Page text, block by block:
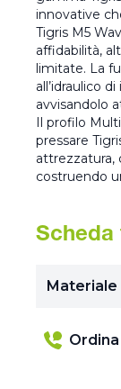
innovative
Tigris M5
affidabilità,
limitate. La
all’idraulico
avvisandolo
Il profilo
pressare
attrezzatura,
costruendo
Scheda
Materiale